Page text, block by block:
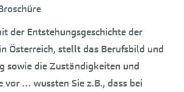
der Entstehungsgeschichte der
Österreich, stellt das Berufsbild und
sowie die Zuständigkeiten und
vor … wussten Sie z.B., dass bei